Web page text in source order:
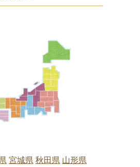
宮城県 秋田県 山形県